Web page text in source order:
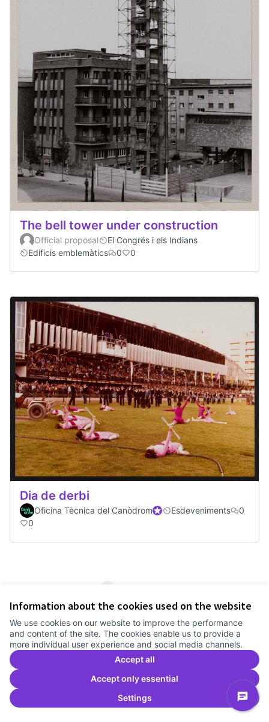
Information about the cookies used on the website
We use cookies on our website to improve the performance
and content of the site. The cookies enable us to provide a
more individual user experience and social media channels.
Accept all
Accept only essential
Settings
The bell tower under construction
Official proposal
El Congrés i els Indians
Edificis emblemàtics
0 0
Dia de derbi
Oficina Tècnica del CanòdromOfficial participant
Esdeveniments
0
0
Results per page: 20
See all withdrawn proposals